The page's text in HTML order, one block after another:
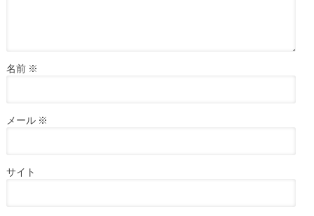
名前 ※
メール ※
サイト